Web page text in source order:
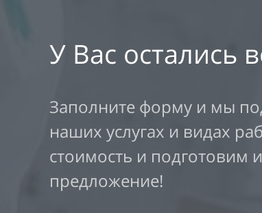
У Вас остались
Заполните форму и мы
наших услугах и видах
стоимость и подготовим
предложение!